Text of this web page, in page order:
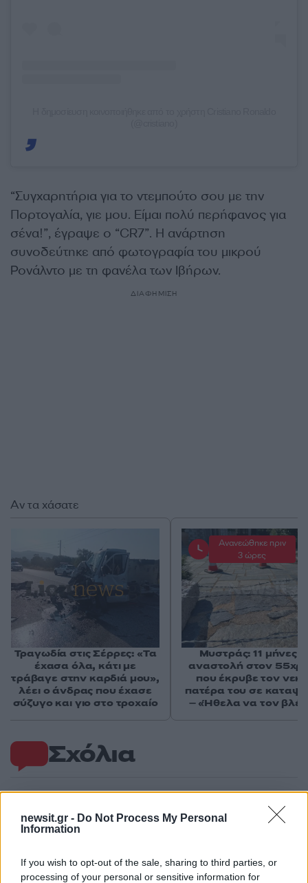
newsit.gr - Do Not Process My Personal
Information
If you wish to opt-out of the sale, sharing to third parties, or
processing of your personal or sensitive information for
“Συγχαρητήρια για το ντεμπούτο σου με την
Πορτογαλία, γιε μου. Είμαι πολύ περήφανος για
σένα!”, έγραψε ο “CR7”. Η ανάρτηση
συνοδεύτηκε από φωτογραφία του μικρού
Ρονάλντο με τη φανέλα των Ιβήρων.
ΔΙΑΦΗΜΙΣΗ
Σχόλια
Σχολίασε εδώ
50 /50
Αν τα χάσατε
Τραγωδία στις Σέρρες: «Τα
έχασα όλα, κάτι με
τράβαγε στην καρδιά μου»,
λέει ο άνδρας που έχασε
σύζυγο και γιο στο τροχαίο
Ανανεώθηκε πριν
3 ώρες
Μυστράς: 11 μήνες
αναστολή στον
που έκρυβε τον
πατέρα του σε
– «Ήθελα να τον